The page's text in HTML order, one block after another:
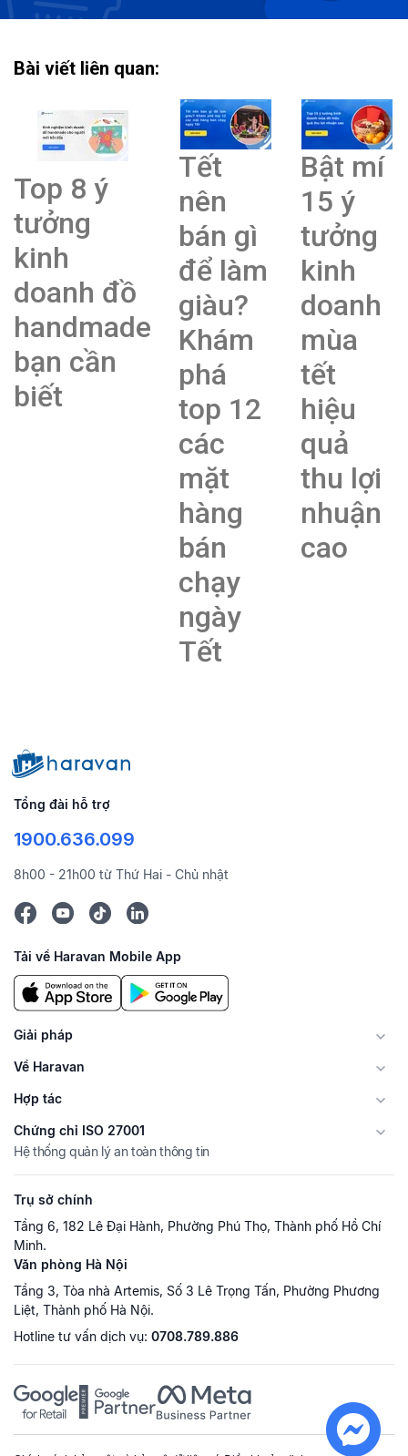
Bài viết liên quan:
Top 8 ý
tưởng
kinh
doanh đồ
handmade
bạn cần
biết
Tết
nên
bán gì
để làm
giàu?
Khám
phá
top 12
các
mặt
hàng
bán
chạy
ngày
Tết
Bật mí
15 ý
tưởng
kinh
doanh
mùa
tết
hiệu
quả
thu lợi
nhuận
cao
Tổng đài hỗ trợ
1900.636.099
8h00 - 21h00 từ Thứ Hai - Chủ nhật
Tải về Haravan Mobile App
Giải pháp
Về Haravan
Hợp tác
Chứng chỉ ISO 27001
Hệ thống quản lý an toàn thông tin
Trụ sở chính
Tầng 6, 182 Lê Đại Hành, Phường Phú Thọ, Thành phố Hồ Chí
Minh.
Văn phòng Hà Nội
Tầng 3, Tòa nhà Artemis, Số 3 Lê Trọng Tấn, Phường Phương
Liệt, Thành phố Hà Nội.
Hotline tư vấn dịch vụ: 0708.789.886